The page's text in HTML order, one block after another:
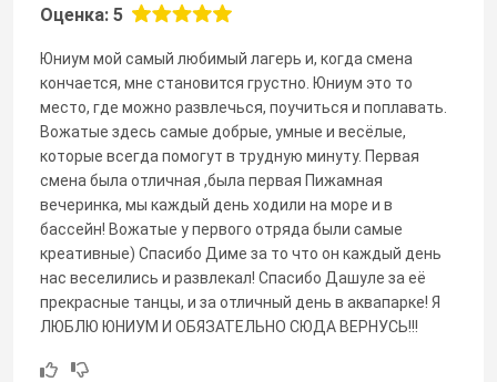
Оценка: 5
Юниум мой самый любимый лагерь и, когда смена
кончается, мне становится грустно. Юниум это то
место, где можно развлечься, поучиться и поплавать.
Вожатые здесь самые добрые, умные и весёлые,
которые всегда помогут в трудную минуту. Первая
смена была отличная ,была первая Пижамная
вечеринка, мы каждый день ходили на море и в
бассейн! Вожатые у первого отряда были самые
креативные) Спасибо Диме за то что он каждый день
нас веселились и развлекал! Спасибо Дашуле за её
прекрасные танцы, и за отличный день в аквапарке! Я
ЛЮБЛЮ ЮНИУМ И ОБЯЗАТЕЛЬНО СЮДА ВЕРНУСЬ!!!